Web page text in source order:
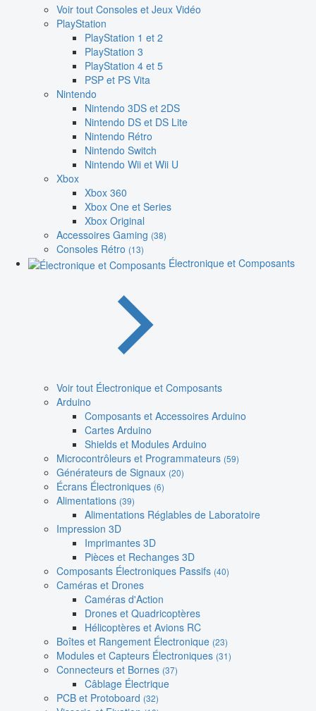
Voir tout Consoles et Jeux Vidéo
PlayStation
PlayStation 1 et 2
PlayStation 3
PlayStation 4 et 5
PSP et PS Vita
Nintendo
Nintendo 3DS et 2DS
Nintendo DS et DS Lite
Nintendo Rétro
Nintendo Switch
Nintendo Wii et Wii U
Xbox
Xbox 360
Xbox One et Series
Xbox Original
Accessoires Gaming (38)
Consoles Rétro (13)
Électronique et Composants
Voir tout Électronique et Composants
Arduino
Composants et Accessoires Arduino
Cartes Arduino
Shields et Modules Arduino
Microcontrôleurs et Programmateurs (59)
Générateurs de Signaux (20)
Écrans Électroniques (6)
Alimentations (39)
Alimentations Réglables de Laboratoire
Impression 3D
Imprimantes 3D
Pièces et Rechanges 3D
Composants Électroniques Passifs (40)
Caméras et Drones
Caméras d'Action
Drones et Quadricoptères
Hélicoptères et Avions RC
Boîtes et Rangement Électronique (23)
Modules et Capteurs Électroniques (31)
Connecteurs et Bornes (37)
Câblage Électrique
PCB et Protoboard (32)